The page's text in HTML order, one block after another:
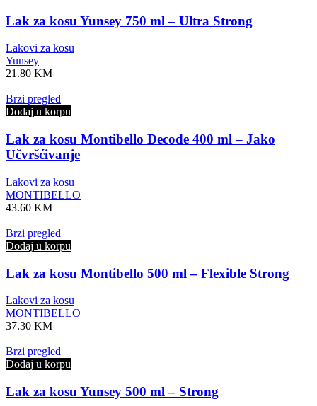
Lak za kosu Yunsey 750 ml – Ultra Strong
Lakovi za kosu
Yunsey
21.80 KM
Brzi pregled
Dodaj u korpu
Lak za kosu Montibello Decode 400 ml – Jako
Učvršćivanje
Lakovi za kosu
MONTIBELLO
43.60 KM
Brzi pregled
Dodaj u korpu
Lak za kosu Montibello 500 ml – Flexible Strong
Lakovi za kosu
MONTIBELLO
37.30 KM
Brzi pregled
Dodaj u korpu
Lak za kosu Yunsey 500 ml – Strong